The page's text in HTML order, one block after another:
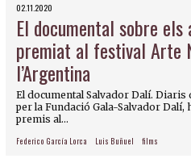
02.11.2020
El documental sobre els
premiat al festival Arte
l’Argentina
El documental Salvador Dalí. Diaris
per la Fundació Gala-Salvador Dalí,
premis al...
Federico García Lorca Luis Buñuel films